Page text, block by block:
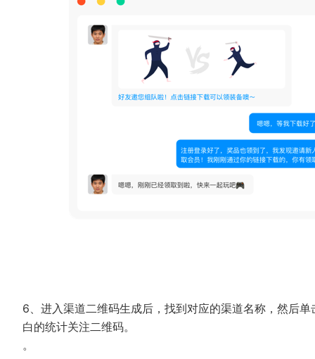
6、进入渠道二维码生成后，找到对应的渠道名称，然后
白的统计关注二维码。
。